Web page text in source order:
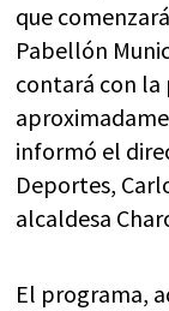
que
Pabellón
contará con
informó el
Deportes,
alcaldesa
El programa,